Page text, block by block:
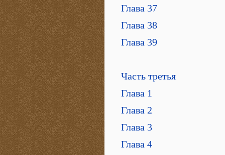
Глава 37
Глава 38
Глава 39
Часть третья
Глава 1
Глава 2
Глава 3
Глава 4